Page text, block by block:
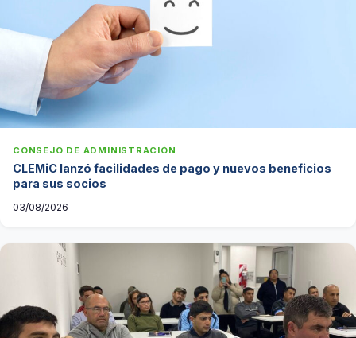
CONSEJO DE ADMINISTRACIÓN
CLEMiC lanzó facilidades de pago y nuevos beneficios
para sus socios
03/08/2026